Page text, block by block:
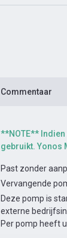
Commentaar
**NOTE**
gebruikt. Yonos
Past zonder
Vervangende
Deze pomp is
externe
Per pomp heeft